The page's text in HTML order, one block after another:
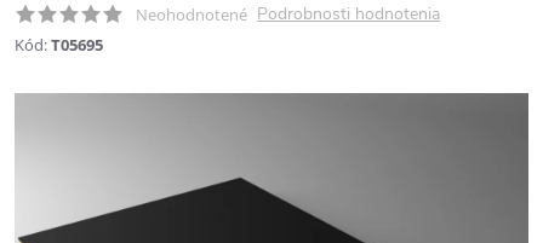
Neohodnotené Podrobnosti hodnotenia
Kód:T05695